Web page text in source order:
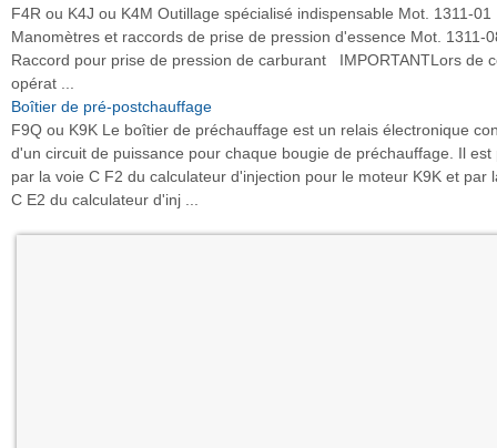
F4R ou K4J ou K4M Outillage spécialisé indispensable Mot. 1311-01
Manomètres et raccords de prise de pression d'essence Mot. 1311-
Raccord pour prise de pression de carburant IMPORTANTLors de
opérat ...
Boîtier de pré-postchauffage
F9Q ou K9K Le boîtier de préchauffage est un relais électronique
d'un circuit de puissance pour chaque bougie de préchauffage. Il est
par la voie C F2 du calculateur d'injection pour le moteur K9K et par
C E2 du calculateur d'inj ...